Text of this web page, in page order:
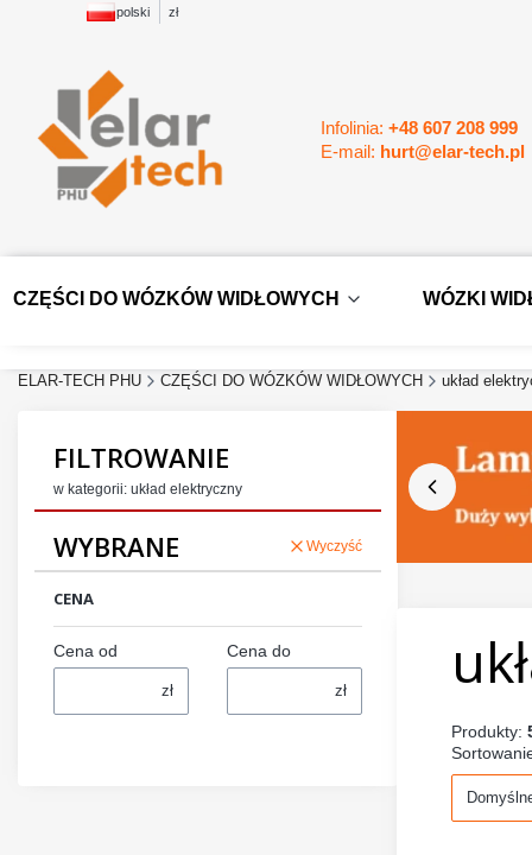
polski zł
Infolinia: +48 607 208 999
E-mail: hurt@elar-tech.pl
CZĘŚCI DO WÓZKÓW WIDŁOWYCH WÓZKI
ELAR-TECH PHU CZĘŚCI DO WÓZKÓW WIDŁOWYCH układ
FILTROWANIE
w kategorii: układ elektryczny
WYBRANE Wyczyść
CENA
Cena od
zł
Cena do
zł
Produkty: